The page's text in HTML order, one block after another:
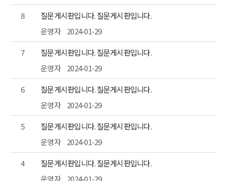
8
질문게시판입니다. 질문게시판입니다.
운영자
2024-01-29
7
질문게시판입니다. 질문게시판입니다.
운영자
2024-01-29
6
질문게시판입니다. 질문게시판입니다.
운영자
2024-01-29
5
질문게시판입니다. 질문게시판입니다.
운영자
2024-01-29
4
질문게시판입니다. 질문게시판입니다.
운영자
2024-01-29